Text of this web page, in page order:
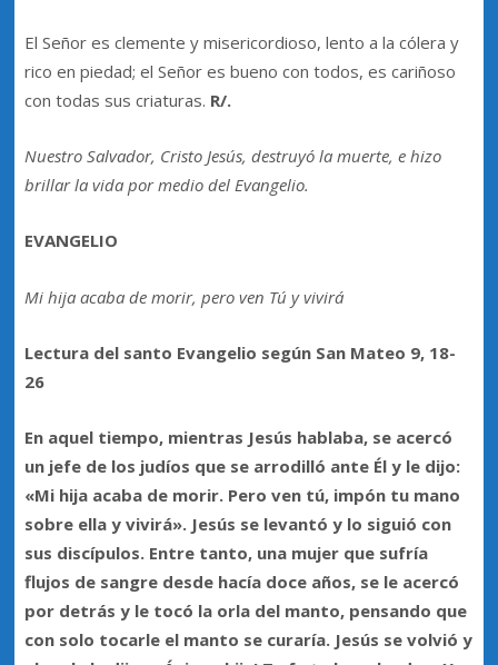
El Señor es clemente y misericordioso, lento a la cólera y
rico en piedad; el Señor es bueno con todos, es cariñoso
con todas sus criaturas. R/.
Nuestro Salvador, Cristo Jesús, destruyó la muerte, e hizo
brillar la vida por medio del Evangelio.
EVANGELIO
Mi hija acaba de morir, pero ven Tú y vivirá
Lectura del santo Evangelio según San Mateo 9, 18-
26
En aquel tiempo, mientras Jesús hablaba, se acercó
un jefe de los judíos que se arrodilló ante Él y le dijo:
«Mi hija acaba de morir. Pero ven tú, impón tu mano
sobre ella y vivirá». Jesús se levantó y lo siguió con
sus discípulos. Entre tanto, una mujer que sufría
flujos de sangre desde hacía doce años, se le acercó
por detrás y le tocó la orla del manto, pensando que
con solo tocarle el manto se curaría. Jesús se volvió y